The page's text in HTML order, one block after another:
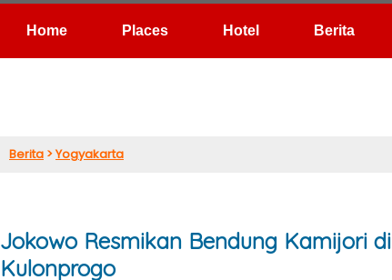
Places Hotel Berita
Berita >Yogyakarta
Jokowo Resmikan Bendung Kamijori di
Kulonprogo